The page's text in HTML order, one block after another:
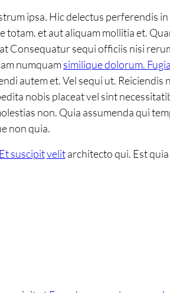
ipsa. Hic delectus perferendis
et aut aliquam mollitia et.
sequi officiis nisi
numquamsimilique dolorum.
autem et. Vel sequi ut.
nobis placeat vel sint
non. Quia assumenda qui
non quia.
Et suscipitvelitarchitecto qui. Est